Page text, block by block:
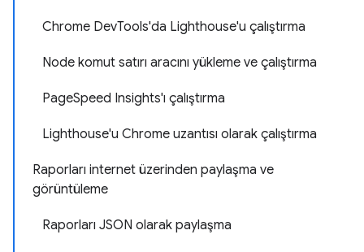
Chrome DevTools'da Lighthouse'u çalıştırma
Node komut satırı aracını yükleme ve çalıştırma
PageSpeed Insights'ı çalıştırma
Lighthouse'u Chrome uzantısı olarak çalıştırma
Raporları internet üzerinden paylaşma ve
görüntüleme
Raporları JSON olarak paylaşma